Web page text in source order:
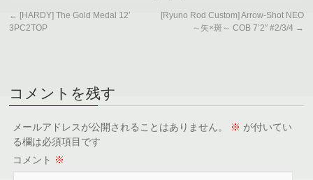
← [HARDY] The Gold Medal 12′
3PC2TOP
[Ryuno Rod Custom] Arrow-Shot NEO
～矢×斑～ COB 7’2″ #2/3/4 →
コメントを残す
メールアドレスが公開されることはありません。 ※ が付いてい
る欄は必須項目です
コメント ※